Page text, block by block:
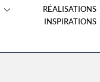
RÉALISATIONS
INSPIRATIONS